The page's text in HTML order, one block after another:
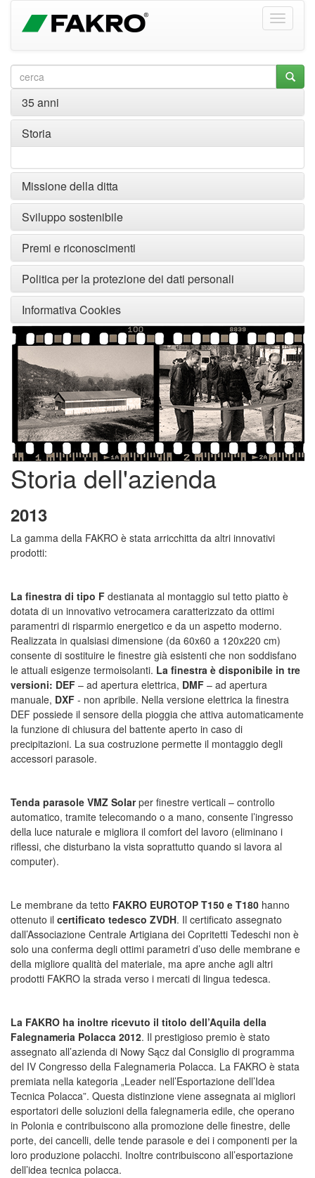
35 anni
Storia
Missione della ditta
Sviluppo sostenibile
Premi e riconoscimenti
Politica per la protezione dei dati personali
Informativa Cookies
Storia dell'azienda
2013
La gamma della FAKRO è stata arricchitta da altri innovativi
prodotti:
La finestra di tipo F destianata al montaggio sul tetto piatto è
dotata di un innovativo vetrocamera caratterizzato da ottimi
paramentri di risparmio energetico e da un aspetto moderno.
Realizzata in qualsiasi dimensione (da 60x60 a 120x220 cm)
consente di sostituire le finestre già esistenti che non soddisfano
le attuali esigenze termoisolanti. La finestra è disponibile in tre
versioni: DEF – ad apertura elettrica, DMF – ad apertura
manuale, DXF - non apribile. Nella versione elettrica la finestra
DEF possiede il sensore della pioggia che attiva automaticamente
la funzione di chiusura del battente aperto in caso di
precipitazioni. La sua costruzione permette il montaggio degli
accessori parasole.
Tenda parasole VMZ Solarper finestre verticali – controllo
automatico, tramite telecomando o a mano, consente l’ingresso
della luce naturale e migliora il comfort del lavoro (eliminano i
riflessi, che disturbano la vista soprattutto quando si lavora al
computer).
Le membrane da tetto FAKRO EUROTOP T150 e T180 hanno
ottenuto il certificato tedesco ZVDH. Il certificato assegnato
dall’Associazione Centrale Artigiana dei Copritetti Tedeschi non è
solo una conferma degli ottimi parametri d’uso delle membrane e
della migliore qualità del materiale, ma apre anche agli altri
prodotti FAKRO la strada verso i mercati di lingua tedesca.
La FAKRO ha inoltre ricevuto il titolo dell’Aquila della
Falegnameria Polacca 2012. Il prestigioso premio è stato
assegnato all’azienda di Nowy Sącz dal Consiglio di programma
del IV Congresso della Falegnameria Polacca. La FAKRO è stata
premiata nella kategoria „Leader nell’Esportazione dell’Idea
Tecnica Polacca”. Questa distinzione viene assegnata ai migliori
esportatori delle soluzioni della falegnameria edile, che operano
in Polonia e contribuiscono alla promozione delle finestre, delle
porte, dei cancelli, delle tende parasole e dei i componenti per la
loro produzione polacchi. Inoltre contribuiscono all’esportazione
dell’idea tecnica polacca.